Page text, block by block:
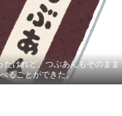
たけれど、つぶあんもそのまま
ることができた。